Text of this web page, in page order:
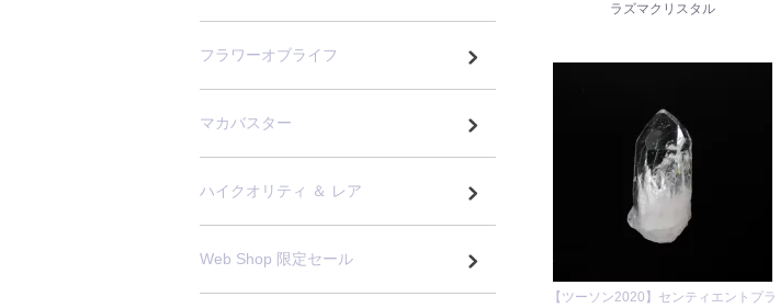
ラズマクリスタル
【ツーソン2020】センティエントプラ
フラワーオブライフ
マカバスター
ハイクオリティ ＆ レア
Web Shop 限定セール